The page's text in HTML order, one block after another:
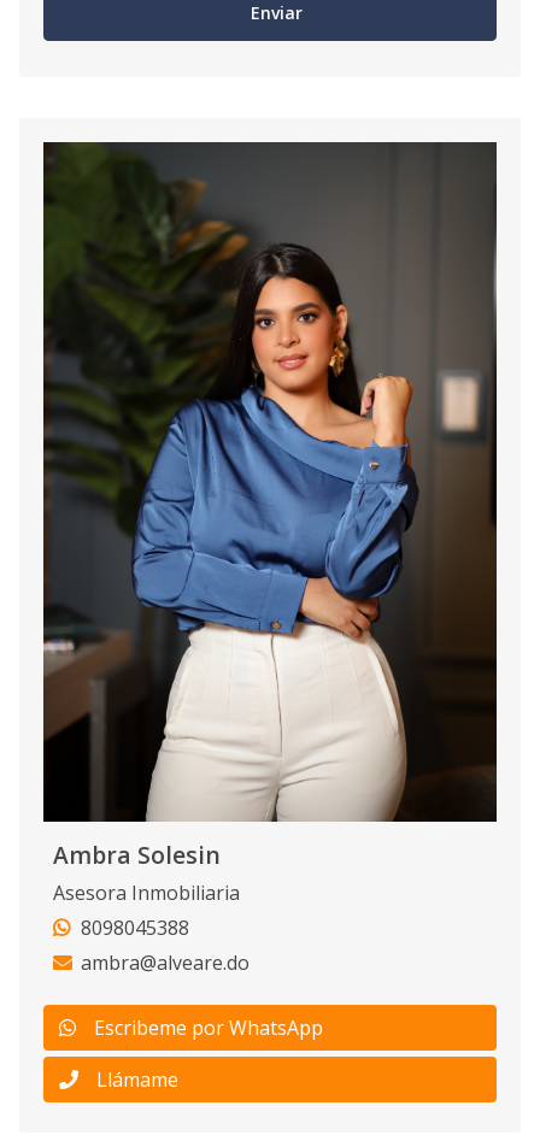
Enviar
Ambra Solesin
Asesora Inmobiliaria
8098045388
ambra@alveare.do
Escribeme por WhatsApp
Llámame